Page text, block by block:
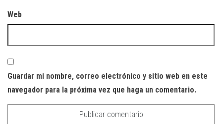
Web
Guardar mi nombre, correo electrónico y sitio web en este
navegador para la próxima vez que haga un comentario.